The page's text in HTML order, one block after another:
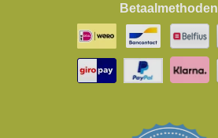
Betaalmethoden